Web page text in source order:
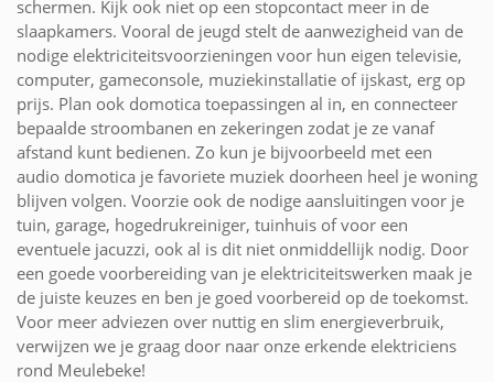
schermen. Kijk ook niet op een stopcontact meer in de
slaapkamers. Vooral de jeugd stelt de aanwezigheid van de
nodige elektriciteitsvoorzieningen voor hun eigen televisie,
computer, gameconsole, muziekinstallatie of ijskast, erg op
prijs. Plan ook domotica toepassingen al in, en connecteer
bepaalde stroombanen en zekeringen zodat je ze vanaf
afstand kunt bedienen. Zo kun je bijvoorbeeld met een
audio domotica je favoriete muziek doorheen heel je woning
blijven volgen. Voorzie ook de nodige aansluitingen voor je
tuin, garage, hogedrukreiniger, tuinhuis of voor een
eventuele jacuzzi, ook al is dit niet onmiddellijk nodig. Door
een goede voorbereiding van je elektriciteitswerken maak je
de juiste keuzes en ben je goed voorbereid op de toekomst.
Voor meer adviezen over nuttig en slim energieverbruik,
verwijzen we je graag door naar onze erkende elektriciens
rond Meulebeke!